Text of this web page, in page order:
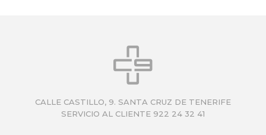
CALLE CASTILLO, 9. SANTA CRUZ DE TENERIFE
SERVICIO AL CLIENTE 922 24 32 41